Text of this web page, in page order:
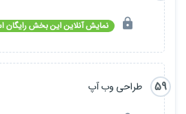
نمایش آنلاین این بخش رایگان
59 طراحی وب آپ